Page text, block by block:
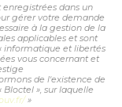
dans un
gérer votre demande
à la gestion de la
applicables et sont
informatique et libertés
vous concernant et
de l'existence de
», sur laquelle
»